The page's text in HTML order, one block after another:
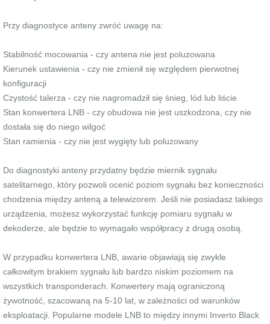
Przy diagnostyce anteny zwróć uwagę na:
Stabilność mocowania - czy antena nie jest poluzowana
Kierunek ustawienia - czy nie zmienił się względem pierwotnej
konfiguracji
Czystość talerza - czy nie nagromadził się śnieg, lód lub liście
Stan konwertera LNB - czy obudowa nie jest uszkodzona, czy nie
dostała się do niego wilgoć
Stan ramienia - czy nie jest wygięty lub poluzowany
Do diagnostyki anteny przydatny będzie miernik sygnału
satelitarnego, który pozwoli ocenić poziom sygnału bez konieczności
chodzenia między anteną a telewizorem. Jeśli nie posiadasz takiego
urządzenia, możesz wykorzystać funkcję pomiaru sygnału w
dekoderze, ale będzie to wymagało współpracy z drugą osobą.
W przypadku konwertera LNB, awarie objawiają się zwykle
całkowitym brakiem sygnału lub bardzo niskim poziomem na
wszystkich transponderach. Konwertery mają ograniczoną
żywotność, szacowaną na 5-10 lat, w zależności od warunków
eksploatacji. Popularne modele LNB to między innymi Inverto Black